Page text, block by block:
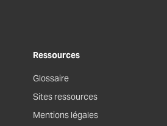
Ressources
Glossaire
Sites ressources
Mentions légales